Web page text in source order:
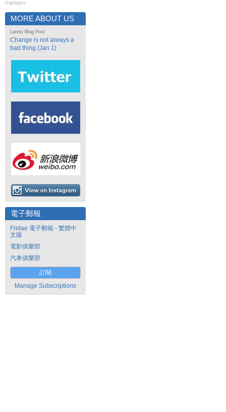
Highlights
MORE ABOUT US
Latest Blog Post
Change is not always a
bad thing (Jan 1)
電子郵報
Fridae 電子郵報 - 繁體中
文版
電影俱樂部
汽車俱樂部
訂閱
Manage Subscriptions